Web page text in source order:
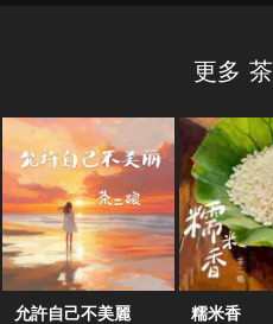
更多
允許自己不美麗 糯米香